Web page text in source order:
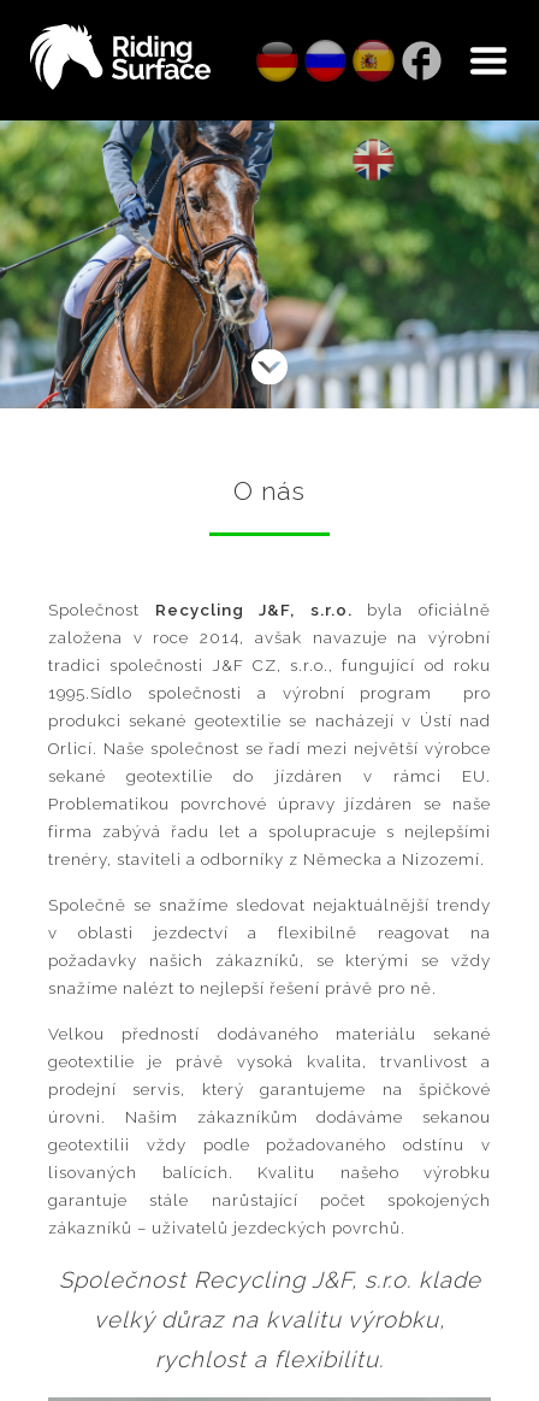
O nás
Společnost Recycling J&F, s.r.o. byla oficiálně
založena v roce 2014, avšak navazuje na výrobní
tradici společnosti J&F CZ, s.r.o., fungující od roku
1995.Sídlo společnosti a výrobní program pro
produkci sekané geotextilie se nacházejí v Ústí nad
Orlicí. Naše společnost se řadí mezi největší výrobce
sekané geotextilie do jízdáren v rámci EU.
Problematikou povrchové úpravy jízdáren se naše
firma zabývá řadu let a spolupracuje s nejlepšími
trenéry, staviteli a odborníky z Německa a Nizozemí.
Společně se snažíme sledovat nejaktuálnější trendy
v oblasti jezdectví a flexibilně reagovat na
požadavky našich zákazníků, se kterými se vždy
snažíme nalézt to nejlepší řešení právě pro ně.
Velkou předností dodávaného materiálu sekané
geotextilie je právě vysoká kvalita, trvanlivost a
prodejní servis, který garantujeme na špičkové
úrovni. Našim zákazníkům dodáváme sekanou
geotextilii vždy podle požadovaného odstínu v
lisovaných balících. Kvalitu našeho výrobku
garantuje stále narůstající počet spokojených
zákazníků – uživatelů jezdeckých povrchů.
Společnost Recycling J&F, s.r.o. klade
velký důraz na kvalitu výrobku,
rychlost a flexibilitu.